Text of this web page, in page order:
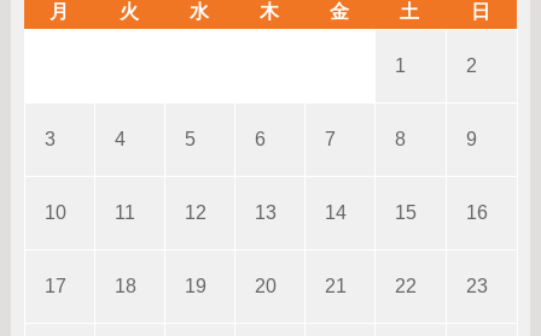
月
火 水 木 金 土 日
1 2
3 4 5 6 7 8 9
10 11 12 13 14 15 16
17 18 19 20 21 22 23